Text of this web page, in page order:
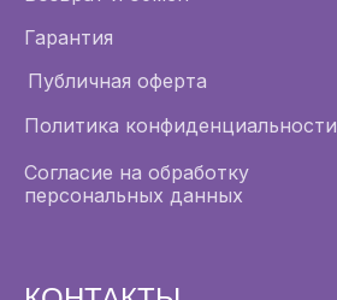
Публичная оферта
Согласие на обработку
персональных данных
Политика конфиденциальности
Гарантия